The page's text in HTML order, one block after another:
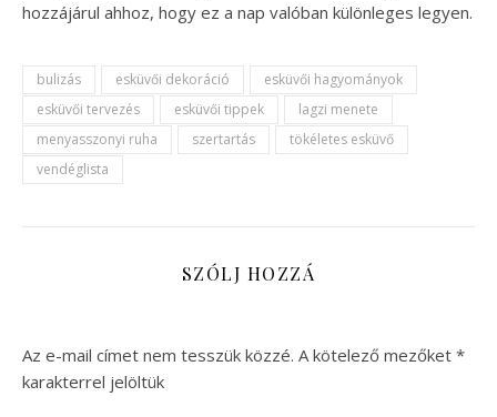
hozzájárul ahhoz, hogy ez a nap valóban különleges legyen.
bulizás esküvői dekoráció
esküvői hagyományok
esküvői tervezés
esküvői tippek
lagzi menete
menyasszonyi ruha
szertartás
tökéletes esküvő
vendéglista
SZÓLJ HOZZÁ
Az e-mail címet nem tesszük közzé. A kötelező mezőket *
karakterrel jelöltük